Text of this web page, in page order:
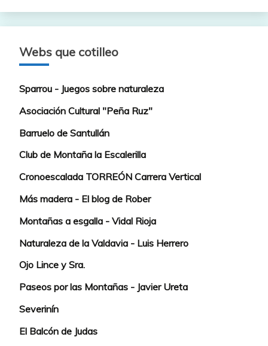
Webs que cotilleo
Sparrou - Juegos sobre naturaleza
Asociación Cultural "Peña Ruz"
Barruelo de Santullán
Club de Montaña la Escalerilla
Cronoescalada TORREÓN Carrera Vertical
Más madera - El blog de Rober
Montañas a esgalla - Vidal Rioja
Naturaleza de la Valdavia - Luis Herrero
Ojo Lince y Sra.
Paseos por las Montañas - Javier Ureta
Severinín
El Balcón de Judas